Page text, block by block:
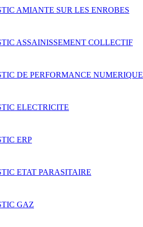
AMIANTE SUR LES ENROBES
ASSAINISSEMENT COLLECTIF
DE PERFORMANCE NUMERIQUE
ELECTRICITE
ERP
ETAT PARASITAIRE
GAZ